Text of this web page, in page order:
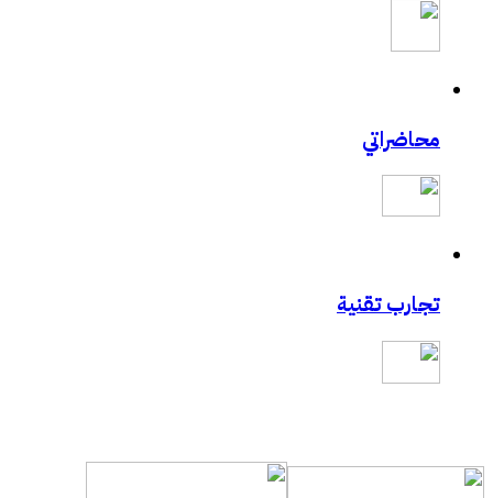
محاضراتي
تجارب تقنية